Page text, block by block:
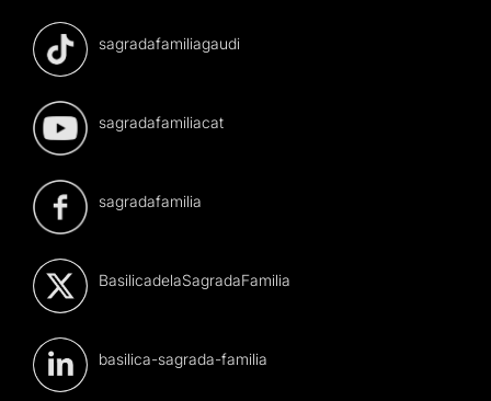
sagradafamiliagaudi
sagradafamiliacat
sagradafamilia
BasilicadelaSagradaFamilia
basilica-sagrada-familia